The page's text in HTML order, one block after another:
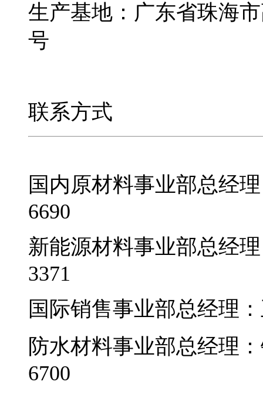
生产基地：广东省珠海
号
联系方式
国内原材料事业部总
6690
新能源材料事业部总经
3371
国际销售事业部总经
防水材料事业部总
6700